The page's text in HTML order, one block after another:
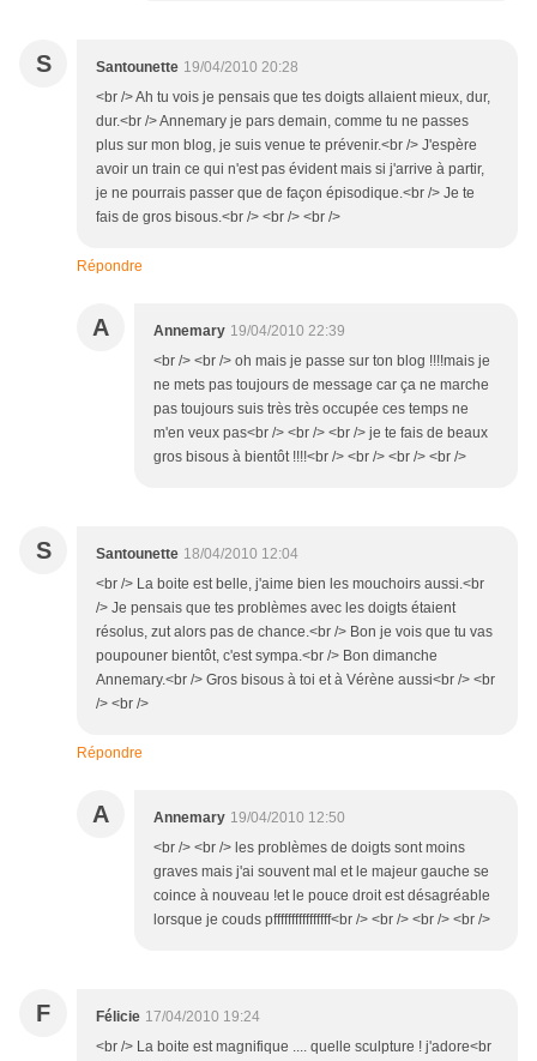
S Santounette 19/04/2010 20:28
<br /> Ah tu vois je pensais que tes doigts allaient mieux, dur,
dur.<br /> Annemary je pars demain, comme tu ne passes
plus sur mon blog, je suis venue te prévenir.<br /> J'espère
avoir un train ce qui n'est pas évident mais si j'arrive à partir,
je ne pourrais passer que de façon épisodique.<br /> Je te
fais de gros bisous.<br /> <br /> <br />
Répondre
A Annemary 19/04/2010 22:39
<br /> <br /> oh mais je passe sur ton blog !!!!mais je
ne mets pas toujours de message car ça ne marche
pas toujours suis très très occupée ces temps ne
m'en veux pas<br /> <br /> <br /> je te fais de beaux
gros bisous à bientôt !!!!<br /> <br /> <br /> <br />
S Santounette 18/04/2010 12:04
<br /> La boite est belle, j'aime bien les mouchoirs aussi.<br
/> Je pensais que tes problèmes avec les doigts étaient
résolus, zut alors pas de chance.<br /> Bon je vois que tu vas
poupouner bientôt, c'est sympa.<br /> Bon dimanche
Annemary.<br /> Gros bisous à toi et à Vérène aussi<br /> <br
/> <br />
Répondre
A Annemary 19/04/2010 12:50
<br /> <br /> les problèmes de doigts sont moins
graves mais j'ai souvent mal et le majeur gauche se
coince à nouveau !et le pouce droit est désagréable
lorsque je couds pffffffffffffffff<br /> <br /> <br /> <br />
F Félicie 17/04/2010 19:24
<br /> La boite est magnifique .... quelle sculpture ! j'adore<br